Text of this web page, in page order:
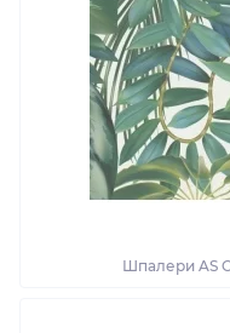
Шпалери AS